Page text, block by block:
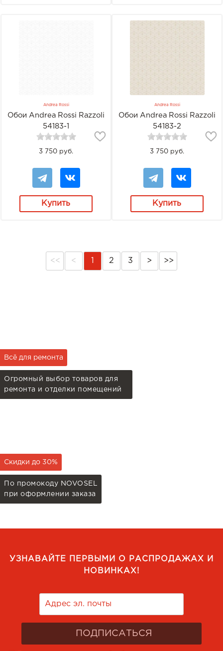
Andrea Rossi
Обои Andrea Rossi Razzoli
54183-1
3 750 руб.
Купить
Andrea Rossi
Обои Andrea Rossi Razzoli
54183-2
3 750 руб.
Купить
<< < 2 3 > >>
Всё для ремонта
Огромный выбор товаров для
ремонта и отделки помещений
Скидки до 30%
По промокоду NOVOSEL
при оформлении заказа
УЗНАВАЙТЕ ПЕРВЫМИ О РАСПРОДАЖАХ И
НОВИНКАХ!